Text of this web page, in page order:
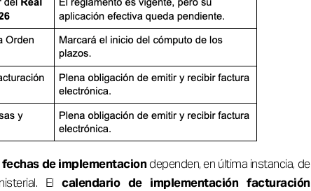
de implementaciondependen, en última instancia, de
Elcalendario de implementación facturación